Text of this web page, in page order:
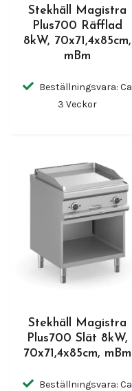
Stekhäll Magistra
Plus700 Räfflad
8kW, 70x71,4x85cm,
mBm
Beställningsvara: Ca
3 Veckor
Stekhäll Magistra
Plus700 Slät 8kW,
70x71,4x85cm, mBm
Beställningsvara: Ca